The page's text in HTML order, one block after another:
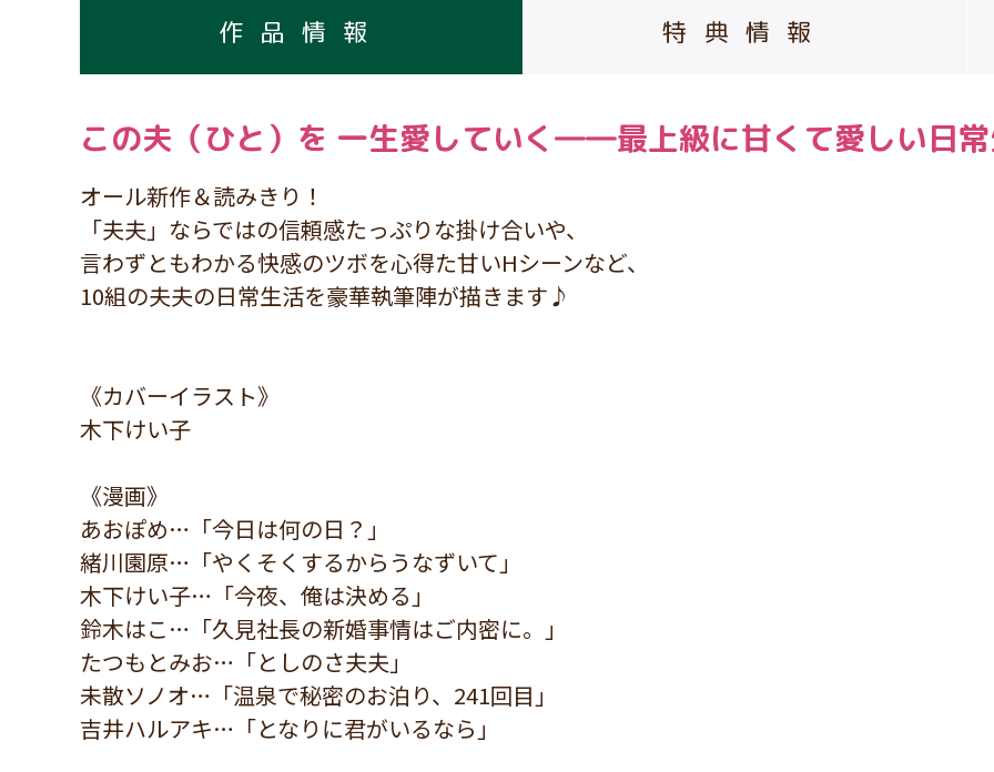
作品情報 特典情報
この夫（ひと）を 一生愛していく――最上級に甘くて愛しい日
オール新作＆読みきり！
「夫夫」ならではの信頼感たっぷりな掛け合いや、
言わずともわかる快感のツボを心得た甘いHシーンなど、
10組の夫夫の日常生活を豪華執筆陣が描きます♪
《カバーイラスト》
木下けい子
《漫画》
あおぽめ…「今日は何の日？」
緒川園原…「やくそくするからうなずいて」
木下けい子…「今夜、俺は決める」
鈴木はこ…「久見社長の新婚事情はご内密に。」
たつもとみお…「としのさ夫夫」
未散ソノオ…「温泉で秘密のお泊り、241回目」
吉井ハルアキ…「となりに君がいるなら」